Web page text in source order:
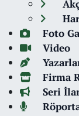
Foto
Video
Firma
Seri